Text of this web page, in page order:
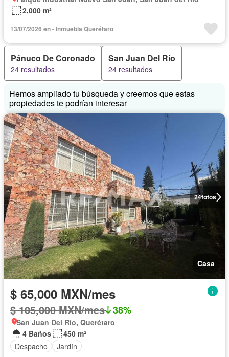
2,000 m²
13/07/2026 en - Inmuebla Querétaro
Pánuco De Coronado
24 resultados
San Juan Del Río
24 resultados
Hemos ampliado tu búsqueda y creemos que estas
propiedades te podrían interesar
24fotos
Casa
$ 65,000 MXN/mes
$ 105,000 MXN/mes 38%
San Juan Del Río, Querétaro
4 Baños
450 m²
Despacho
Jardín